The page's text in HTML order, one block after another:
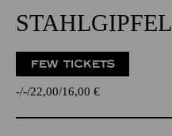
STAHLGIPFEL
FEW TICKETS
- - 22,00 16,00 €